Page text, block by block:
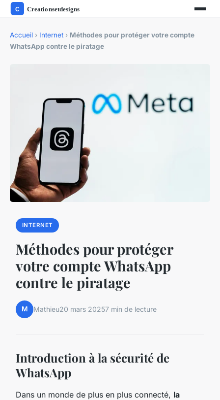
Accueil › Internet › Méthodes pour protéger votre compte
WhatsApp contre le piratage
INTERNET
Méthodes pour protéger
votre compte WhatsApp
contre le piratage
M Mathieu20 mars 20257 min de lecture
Introduction à la sécurité de
WhatsApp
Dans un monde de plus en plus connecté, la